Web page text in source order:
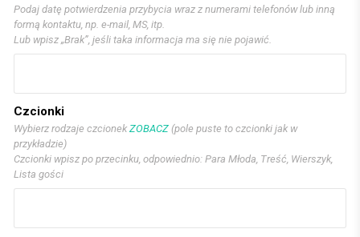
Podaj datę potwierdzenia przybycia wraz z numerami telefonów lub inną
formą kontaktu, np. e-mail, MS, itp.
Lub wpisz „Brak”, jeśli taka informacja ma się nie pojawić.
Czcionki
Wybierz rodzaje czcionek ZOBACZ (pole puste to czcionki jak w
przykładzie)
Czcionki wpisz po przecinku, odpowiednio: Para Młoda, Treść, Wierszyk,
Lista gości